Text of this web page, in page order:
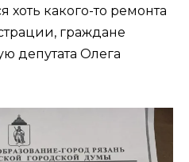
какого-то ремонта
граждане
депутата Олега